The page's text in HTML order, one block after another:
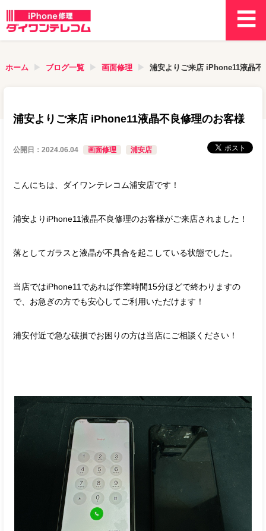
ホーム ブログ一覧 画面修理 浦安よりご来店 iPhone11液晶不
浦安よりご来店 iPhone11液晶不良修理のお客様
公開日：2024.06.04 画面修理 浦安店
こんにちは、ダイワンテレコム浦安店です！
浦安よりiPhone11液晶不良修理のお客様がご来店されました！
落としてガラスと液晶が不具合を起こしている状態でした。
当店ではiPhone11であれば作業時間15分ほどで終わりますの
で、お急ぎの方でも安心してご利用いただけます！
浦安付近で急な破損でお困りの方は当店にご相談ください！